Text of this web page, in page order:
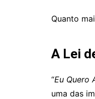
Quanto
A Lei
“Eu Quero
uma das